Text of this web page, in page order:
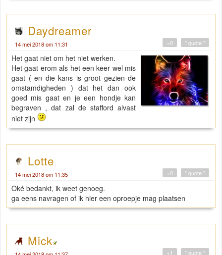
Daydreamer
14 mei 2018 om 11:31 " quote "
+0
Het gaat niet om het niet werken.
Het gaat erom als het een keer wel mis
gaat ( en die kans is groot gezien de
omstamdigheden ) dat het dan ook
goed mis gaat en je een hondje kan
begraven , dat zal de stafford alvast
niet zijn
Lotte
14 mei 2018 om 11:35 " quote "
+0
Oké bedankt, ik weet genoeg.
ga eens navragen of ik hier een oproepje mag plaatsen
Mick
" quote "
+1